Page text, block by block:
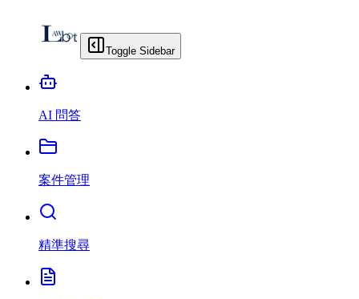
Toggle Sidebar
AI 問答
案件管理
精準搜尋